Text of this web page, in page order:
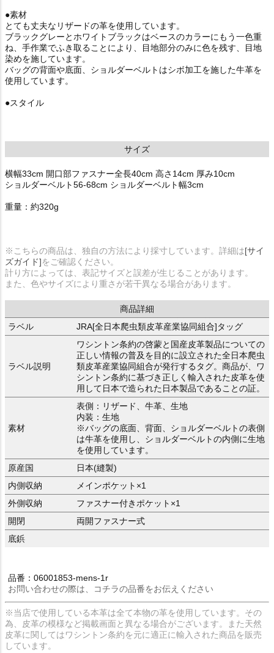
●素材
とても丈夫なリザードの革を使用しています。
ブラックグレーとホワイトブラックはベースのカラーにもう一色重
ね、手作業でふき取ることにより、目地部分のみに色を残す、目地
染めを施しています。
バッグの背面や底面、ショルダーベルトはシボ加工を施した牛革を
使用しています。
●スタイル
サイズ
横幅33cm 開口部ファスナー全長40cm 高さ14cm 厚み10cm
ショルダーベルト56-68cm ショルダーベルト幅3cm
重量：約320g
※こちらの商品は、独自の方法により採寸しています。詳細は[サイ
ズガイド]をご確認ください。
計り方によっては、表記サイズと誤差が生じることがあります。
また、色やサイズにより重さが若干異なる場合があります。
商品詳細
ラベル
JRA[全日本爬虫類皮革産業協同組合]タッグ
ラベル説明
ワシントン条約の啓蒙と国産皮革製品についての
正しい情報の普及を目的に設立された全日本爬虫
類皮革産業協同組合が発行するタグ。商品が、ワ
シントン条約に基づき正しく輸入された皮革を使
用して日本で造られた日本製品であることの証。
素材
表側：リザード、牛革、生地
内装：生地
※バッグの底面、背面、ショルダーベルトの表側
は牛革を使用し、ショルダーベルトの内側に生地
を使用しています。
原産国
日本(縫製)
内側収納
メインポケット×1
外側収納
ファスナー付きポケット×1
開閉
両開ファスナー式
底鋲
品番：06001853-mens-1r
お問い合わせの際は、コチラの品番をお伝えください
※当店で使用している本革は全て本物の革を使用しています。その
為、皮革の模様など掲載画面と異なる場合がございます。また天然
皮革に関してはワシントン条約を元に適正に輸入された商品を販売
しています。